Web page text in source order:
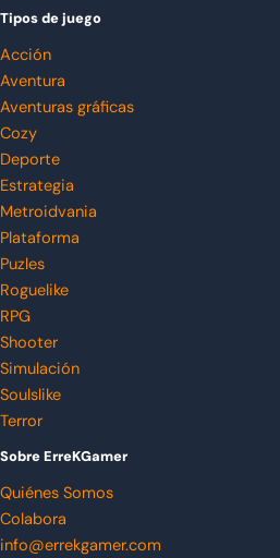
Tipos de juego
Acción
Aventura
Aventuras gráficas
Cozy
Deporte
Estrategia
Metroidvania
Plataforma
Puzles
Roguelike
RPG
Shooter
Simulación
Soulslike
Terror
Sobre ErreKGamer
Quiénes Somos
Colabora
info@errekgamer.com